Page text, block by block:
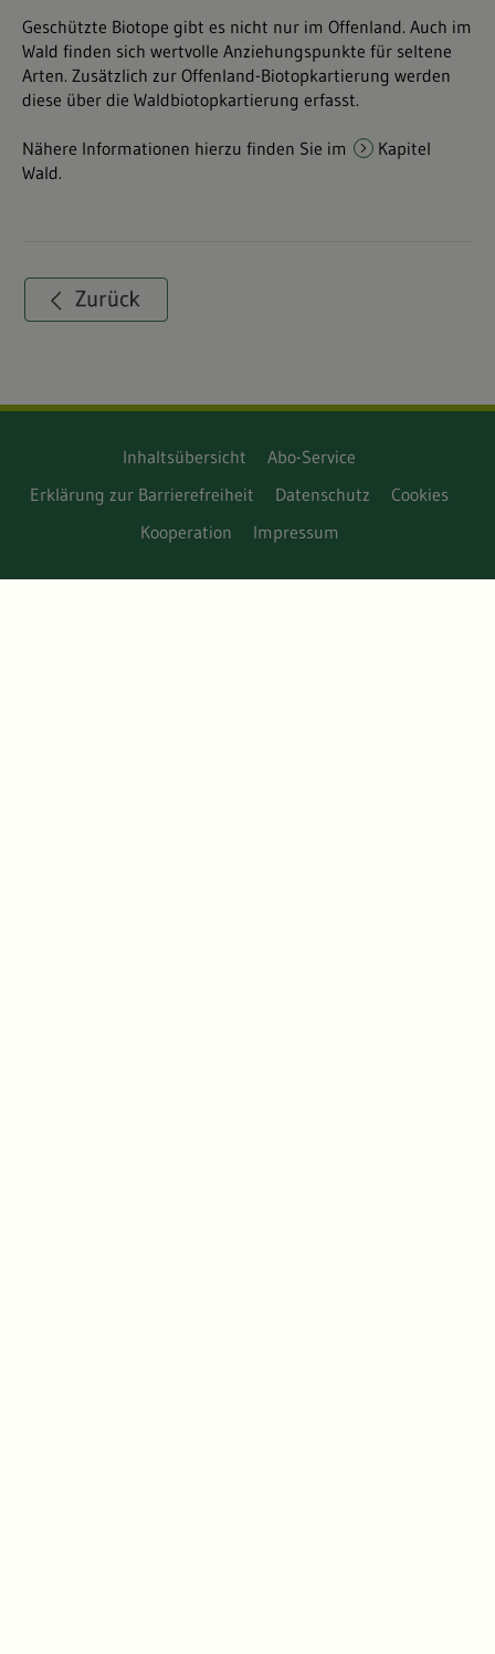
Geschützte Biotope gibt es nicht nur im Offenland. Auch im
Wald finden sich wertvolle Anziehungspunkte für seltene
Arten. Zusätzlich zur Offenland-Biotopkartierung werden
diese über die Waldbiotopkartierung erfasst.
Nähere Informationen hierzu finden Sie im
Kapitel
Wald.
Inhaltsübersicht
Abo-Service
Erklärung zur Barrierefreiheit
Datenschutz
Cookies
Kooperation
Impressum